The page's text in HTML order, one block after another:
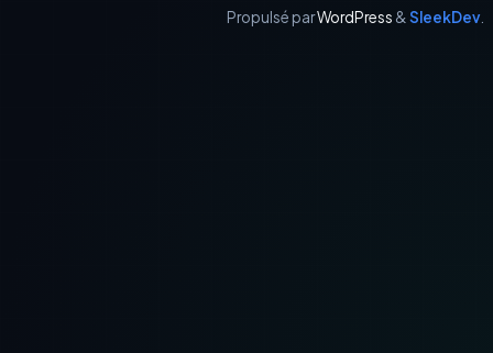
Propulsé parWordPress &SleekDev.